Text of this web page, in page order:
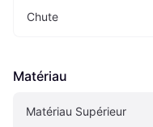
Chute
Matériau
Matériau Supérieur